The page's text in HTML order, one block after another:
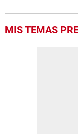
MIS TEMAS